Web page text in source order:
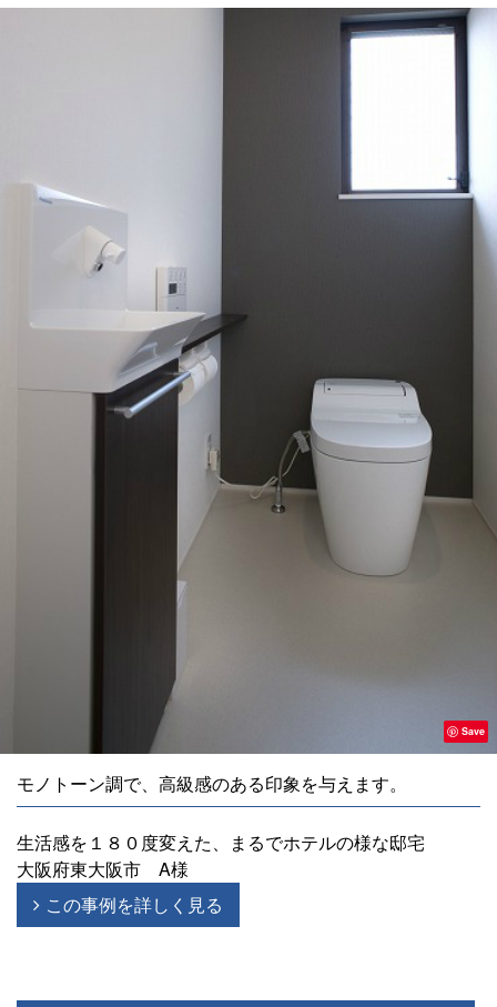
Save
モノトーン調で、高級感のある印象を与えます。
生活感を１８０度変えた、まるでホテルの様な邸宅
大阪府東大阪市 A様
この事例を詳しく見る